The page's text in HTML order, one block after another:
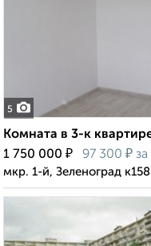
5
Комната в 3-к
1 750 000 ₽ 97 300 ₽ за
мкр. 1-й, Зеленоград к158